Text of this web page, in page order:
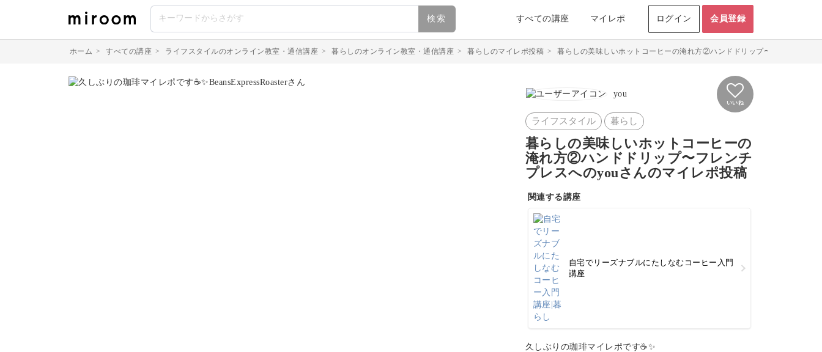
検索 すべての講座 マイレポ ログイン 会員登録
ホーム > すべての講座 > ライフスタイルのオンライン教室・通信講座 > 暮らしのオンライン教室・通信講座 > 暮らしのマイレポ投稿 > 暮らしの美味しいホットコーヒーの淹れ方②ハンドドリップ〜フレンチプレ
you
いいね
ライフスタイル 暮らし
暮らしの美味しいホットコーヒーの
淹れ方②ハンドドリップ〜フレンチ
プレスへのyouさんのマイレポ投稿
関連する講座
自宅でリーズナブルにたしなむコーヒー入門
講座
久しぶりの珈琲マイレポです☕✨